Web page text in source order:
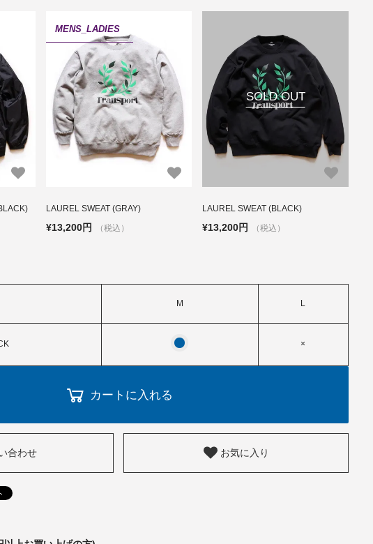
MENS_LADIES
LAUREL SWEAT (GRAY)
¥13,200円 （税込）
SOLD OUT
LAUREL SWEAT (BLACK)
¥13,200円 （税込）
M L
×
カートに入れる
合わせ お気に入り